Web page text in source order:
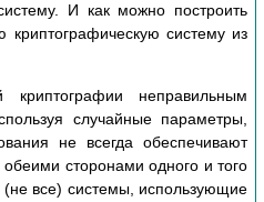
И как можно построить
криптографическую систему из
неправильным
случайные параметры,
не всегда обеспечивают
сторонами одного и того
все) системы, использующие